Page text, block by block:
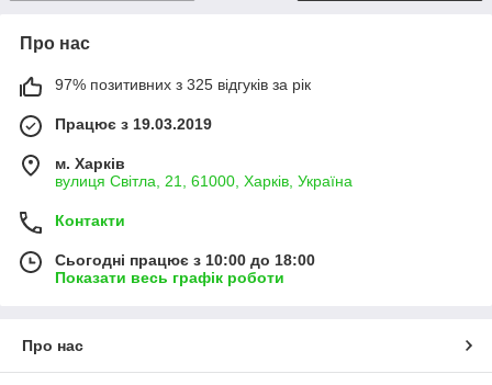
Про нас
97% позитивних з 325 відгуків за рік
Працює з 19.03.2019
м. Харків
вулиця Світла, 21, 61000, Харків, Україна
Контакти
Сьогодні працює з 10:00 до 18:00
Показати весь графік роботи
Про нас